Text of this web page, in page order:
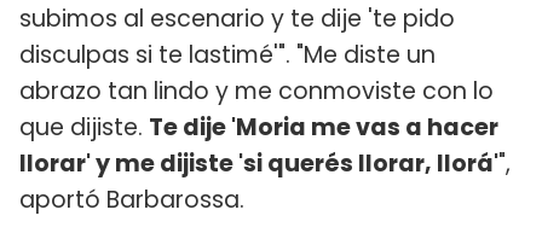
subimos al escenario y te dije 'te pido
disculpas si te lastimé'". "Me diste un
abrazo tan lindo y me conmoviste con lo
que dijiste. Te dije 'Moria me vas a hacer
llorar' y me dijiste 'si querés llorar, llorá'",
aportó Barbarossa.